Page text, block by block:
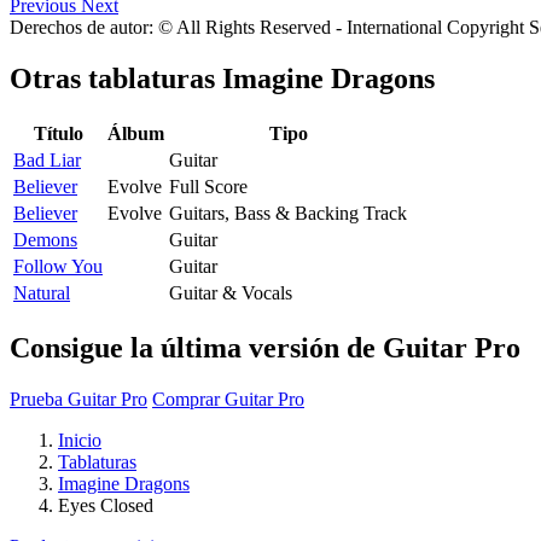
Previous Next
Derechos de autor: © All Rights Reserved - International Copyright
Otras tablaturas Imagine Dragons
Título Álbum
Tipo
Bad Liar
Guitar
Believer
Evolve Full Score
Believer
Evolve Guitars, Bass & Backing Track
Demons
Guitar
Follow You
Guitar
Natural
Guitar & Vocals
Consigue la última versión de Guitar Pro
Prueba Guitar Pro Comprar Guitar Pro
Inicio
Tablaturas
Imagine Dragons
Eyes Closed